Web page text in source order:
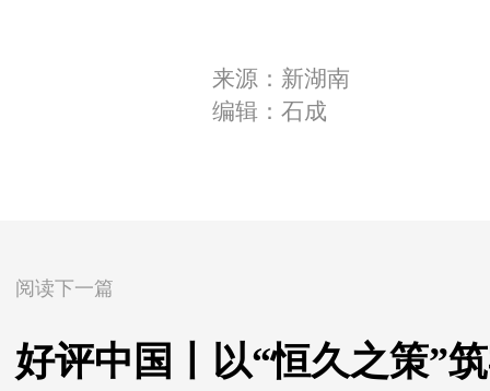
来源：新湖南
编辑：石成
阅读下一篇
好评中国丨以“恒久之策”